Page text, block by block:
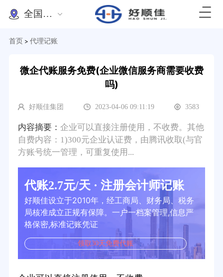
全国办理
首页 > 代理记账
微企代账服务免费(企业微信服务商需要收费
吗)
好顺佳集团 2023-04-06 09:11:19 3583
内容摘要： 企业可以直接注册使用，不收费。其他
自费内容：1)300元企业认证费，由腾讯收取(与官
方账号统一管理，可重复使用...
代账2.7元/天 · 注册会计师记账
好顺佳设立于2010年，经工商局、财务局、税务
局核准成立正规有保障。一户一档案管理,信息严
格保密,标准记账凭证
领取30天免费代账